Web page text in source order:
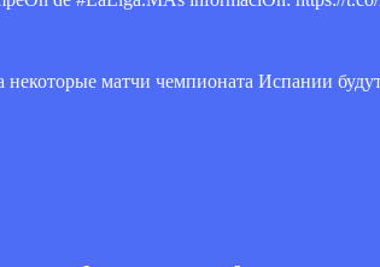
некоторые матчи чемпионата Испании